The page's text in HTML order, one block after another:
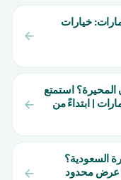
خيارات
المحيرة؟ استمتع
| ابتداءً من
السعودية؟
| عرض محدود